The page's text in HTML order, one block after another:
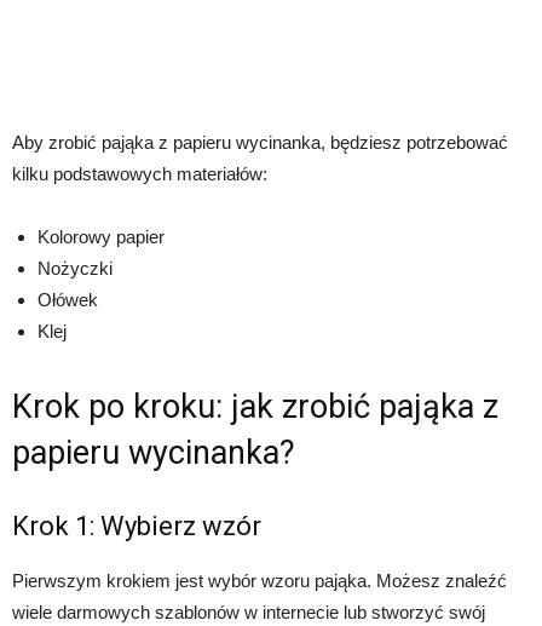
Aby zrobić pająka z papieru wycinanka, będziesz potrzebować
kilku podstawowych materiałów:
Kolorowy papier
Nożyczki
Ołówek
Klej
Krok po kroku: jak zrobić pająka z
papieru wycinanka?
Krok 1: Wybierz wzór
Pierwszym krokiem jest wybór wzoru pająka. Możesz znaleźć
wiele darmowych szablonów w internecie lub stworzyć swój